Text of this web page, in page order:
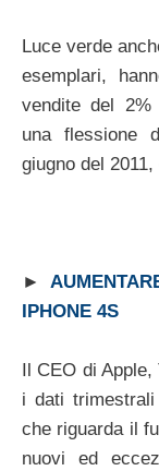
Luce verde
esemplari,
vendite del 2%
una flessione
giugno del
►
IPHONE 4S
Il CEO di
i dati
che riguarda il
nuovi ed